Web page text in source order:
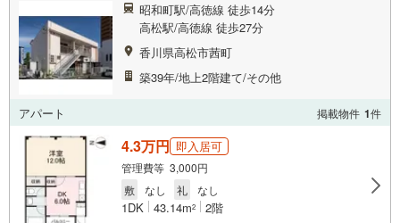
昭和町駅/高徳線 徒歩14分
高松駅/高徳線 徒歩27分
香川県高松市茜町
築39年/地上2階建て/その他
アパート 掲載物件 1件
4.3万円 即入居可
管理費等 3,000円
敷
なし 礼 なし
1DK 43.14m2 2階